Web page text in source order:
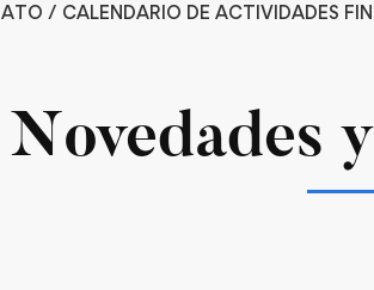
/ CALENDARIO DE ACTIVIDADES
Novedades